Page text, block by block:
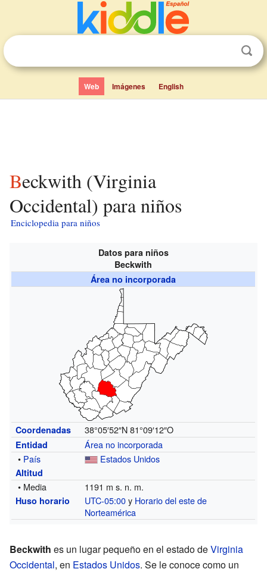
Web Imágenes English
Beckwith (Virginia
Occidental) para niños
Enciclopedia para niños
Datos para niños
Beckwith
Área no incorporada
Coordenadas 38°05′52″N 81°09′12″O
Entidad
Área no incorporada
• País Estados Unidos
Altitud
• Media 1191 m s. n. m.
Huso horario UTC-05:00y Horario del este de
Norteamérica
Beckwith es un lugar pequeño en el estado deVirginia
Occidental, en Estados Unidos. Se le conoce como un